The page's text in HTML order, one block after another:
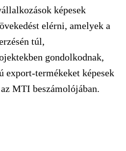
képesek
elérni, amelyek a
túl,
gondolkodnak,
export-termékeket képesek
MTI beszámolójában.